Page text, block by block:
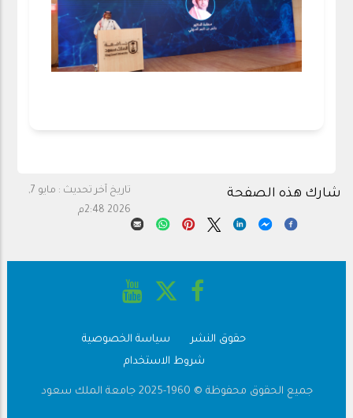
تاريخ آخر تحديث :
مايو 7,
2026 2:48م
شارك هذه الصفحة
حقوق النشر
سياسة الخصوصية
شروط الاستخدام
جميع الحقوق محفوظة © 1960-2025 جامعة الملك سعود